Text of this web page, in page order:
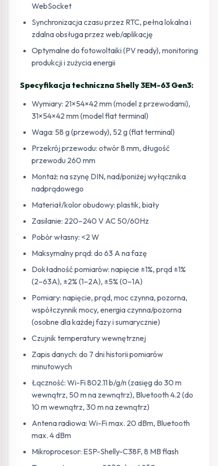
WebSocket
Synchronizacja czasu przez RTC, pełna lokalna i
zdalna obsługa przez web/aplikację
Optymalne do fotowoltaiki (PV ready), monitoring
produkcji i zużycia energii
Specyfikacja techniczna Shelly 3EM-63 Gen3:
Wymiary: 21×54×42 mm (model z przewodami),
31×54×42 mm (model flat terminal)
Waga: 58 g (przewody), 52 g (flat terminal)
Przekrój przewodu: otwór 8 mm, długość
przewodu 260 mm
Montaż: na szynę DIN, nad/poniżej wyłącznika
nadprądowego
Materiał/kolor obudowy: plastik, biały
Zasilanie: 220–240 V AC 50/60Hz
Pobór własny: <2 W
Maksymalny prąd: do 63 A na fazę
Dokładność pomiarów: napięcie ±1%, prąd ±1%
(2–63A), ±2% (1–2A), ±5% (0–1A)
Pomiary: napięcie, prąd, moc czynna, pozorna,
współczynnik mocy, energia czynna/pozorna
(osobne dla każdej fazy i sumarycznie)
Czujnik temperatury wewnętrznej
Zapis danych: do 7 dni historii pomiarów
minutowych
Łączność: Wi-Fi 802.11 b/g/n (zasięg do 30 m
wewnątrz, 50 m na zewnątrz), Bluetooth 4.2 (do
10 m wewnątrz, 30 m na zewnątrz)
Antena radiowa: Wi-Fi max. 20 dBm, Bluetooth
max. 4 dBm
Mikroprocesor: ESP-Shelly-C38F, 8 MB flash